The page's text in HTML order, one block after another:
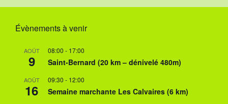
Évènements à venir
AOÛT
9
08:00 - 17:00
Saint-Bernard (20 km – dénivelé 480m)
AOÛT
16
09:30 - 12:00
Semaine marchante Les Calvaires (6 km)